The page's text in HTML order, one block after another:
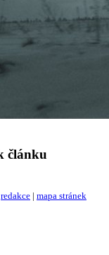
článku
redakce | mapa stránek